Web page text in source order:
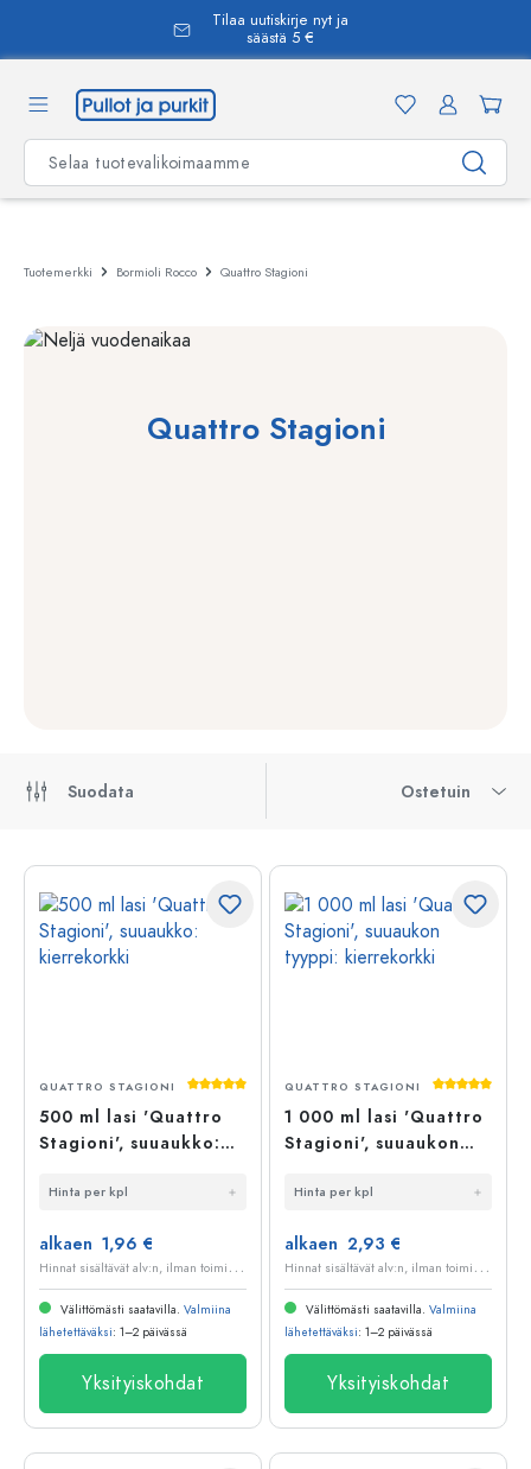
Tilaa uutiskirje nyt ja
säästä 5 €
Tuotemerkki Bormioli Rocco Quattro Stagioni
Quattro Stagioni
Suodata Ostetuin
Keskimääräinen arvosana 5 5 tähdestä
QUATTRO STAGIONI
500 ml lasi 'Quattro
Stagioni', suuaukko:
Hinta per kpl
alkaen 1,96 €
H
innat sisältävät alv:n, ilman toimituskuluja
Välittömästi saatavilla. Valmiina
lähetettäväksi: 1–2 päivässä
Yksityiskohdat
QUATTRO STAGIONI
1 000 ml lasi 'Quattro
Stagioni', suuaukon
Hinta per kpl
alkaen 2,93 €
H
innat sisältävät alv:n, ilman toimituskuluja
Välittömästi saatavilla. Valmiina
lähetettäväksi: 1–2 päivässä
Yksityiskohdat